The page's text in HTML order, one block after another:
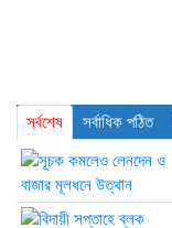
সর্বশেষ সর্বাধিক পঠিত